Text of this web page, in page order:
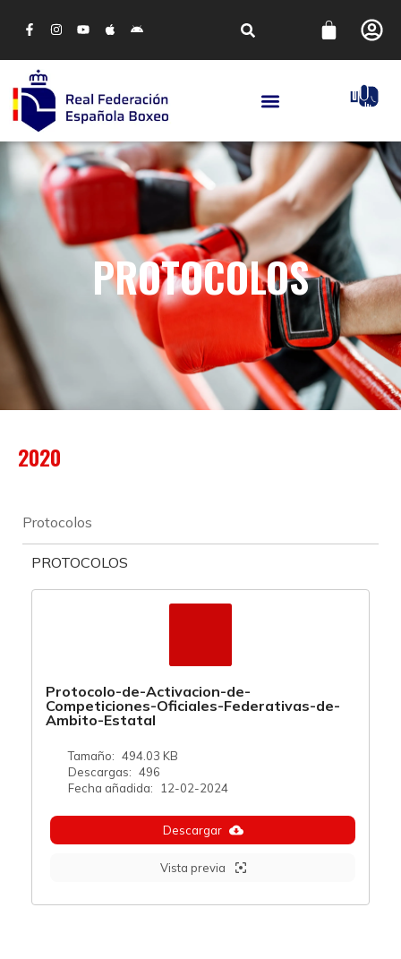
PROTOCOLOS
2020
Protocolos
PROTOCOLOS
Protocolo-de-Activacion-de-
Competiciones-Oficiales-Federativas-de-
Ambito-Estatal
Tamaño: 494.03 KB
Descargas: 496
Fecha añadida:
12-02-2024
Descargar
Vista previa